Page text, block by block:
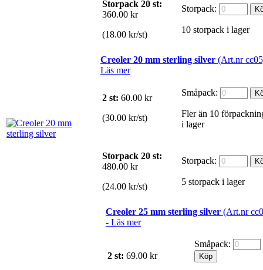
Storpack 20 st:
360.00 kr
(18.00 kr/st)
Storpack:
10 storpack i lager
Creoler 20 mm sterling silver (Art.nr
Läs mer
2 st: 60.00 kr
(30.00 kr/st)
Småpack:
Fler än 10
i lager
Storpack 20 st:
480.00 kr
(24.00 kr/st)
Storpack:
5 storpack i lager
Creoler 25 mm sterling silver (Art.nr
- Läs mer
2 st: 69.00 kr
Småpack: